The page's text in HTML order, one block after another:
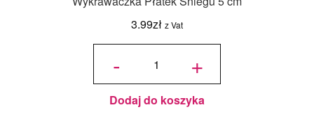
3.99zł z Vat
-
ilość
Śniegu 5 cm +
Dodaj do koszyka